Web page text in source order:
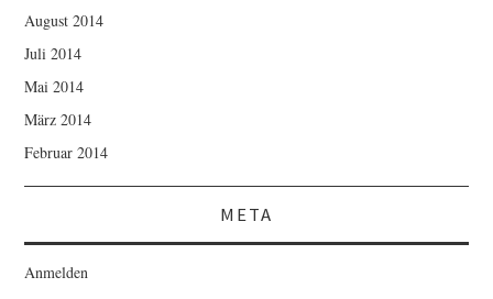
August 2014
Juli 2014
Mai 2014
März 2014
Februar 2014
META
Anmelden